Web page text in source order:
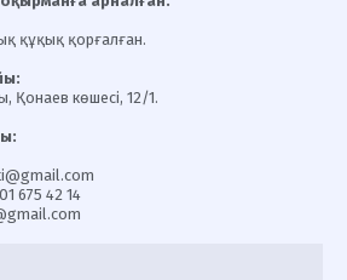
құқық қорғалған.
Қонаев көшесі, 12/1.
675 42 14